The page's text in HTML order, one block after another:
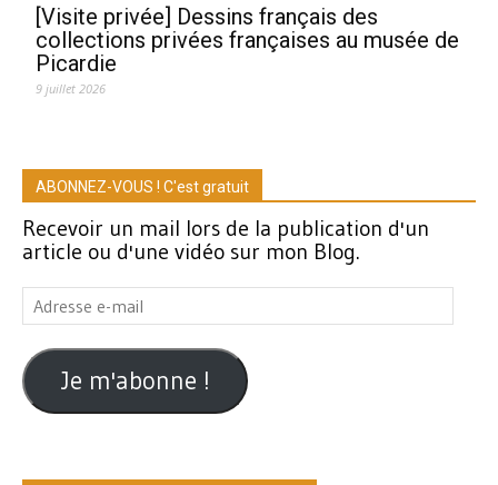
[Visite privée] Dessins français des
collections privées françaises au musée de
Picardie
9 juillet 2026
ABONNEZ-VOUS ! C'est gratuit
Recevoir un mail lors de la publication d'un
article ou d'une vidéo sur mon Blog.
Adresse
e-
mail
Je m'abonne !